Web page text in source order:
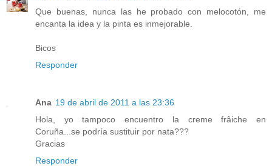
Que buenas, nunca las he probado con melocotón, me
encanta la idea y la pinta es inmejorable.
Bicos
Responder
Ana 19 de abril de 2011 a las 23:36
Hola, yo tampoco encuentro la creme frâiche en
Coruña...se podría sustituir por nata???
Gracias
Responder